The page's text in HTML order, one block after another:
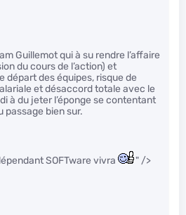
Guillemot qui à su rendre l’affaire
du cours de l’action) et
départ des équipes, risque de
et désaccord totale avec le
à du jeter l’éponge se contentant
passage bien sur.
SOFTware vivra " />